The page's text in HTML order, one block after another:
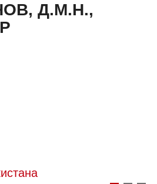
Д.М.Н.,